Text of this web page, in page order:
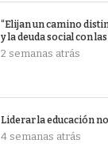
“Elijan un camino
y la deuda social con
2 semanas atrás
Liderar la educación
4 semanas atrás